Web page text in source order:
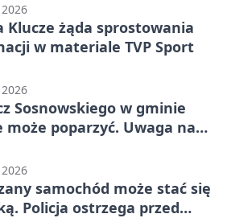
Klucze żąda sprostowania
w materiale TVP Sport
Sosnowskiego w gminie
może poparzyć. Uwaga na
samochód może stać się
Policja ostrzega przed